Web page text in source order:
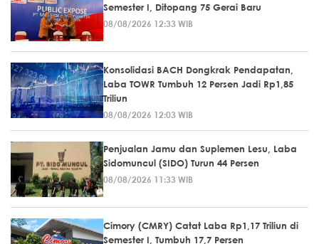
Semester I, Ditopang 75 Gerai Baru
08/08/2026 12:33 WIB
Konsolidasi BACH Dongkrak Pendapatan,
Laba TOWR Tumbuh 12 Persen Jadi Rp1,85
Triliun
08/08/2026 12:03 WIB
Penjualan Jamu dan Suplemen Lesu, Laba
Sidomuncul (SIDO) Turun 44 Persen
08/08/2026 11:33 WIB
Cimory (CMRY) Catat Laba Rp1,17 Triliun di
Semester I, Tumbuh 17,7 Persen